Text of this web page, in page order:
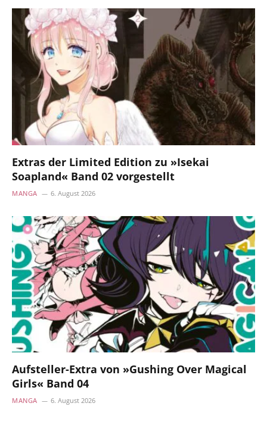
Extras der Limited Edition zu »Isekai
Soapland« Band 02 vorgestellt
MANGA 6. August 2026
Aufsteller-Extra von »Gushing Over Magical
Girls« Band 04
MANGA 6. August 2026